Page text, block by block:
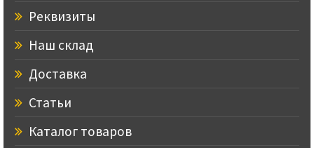
Реквизиты
Наш склад
Доставка
Статьи
Каталог товаров